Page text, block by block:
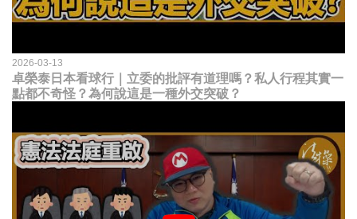
2026-03-13
卓榮泰日本看球行｜立委的批評有道理嗎？私人行程其實一
點都不奇怪？為何說這是一種外交突破？